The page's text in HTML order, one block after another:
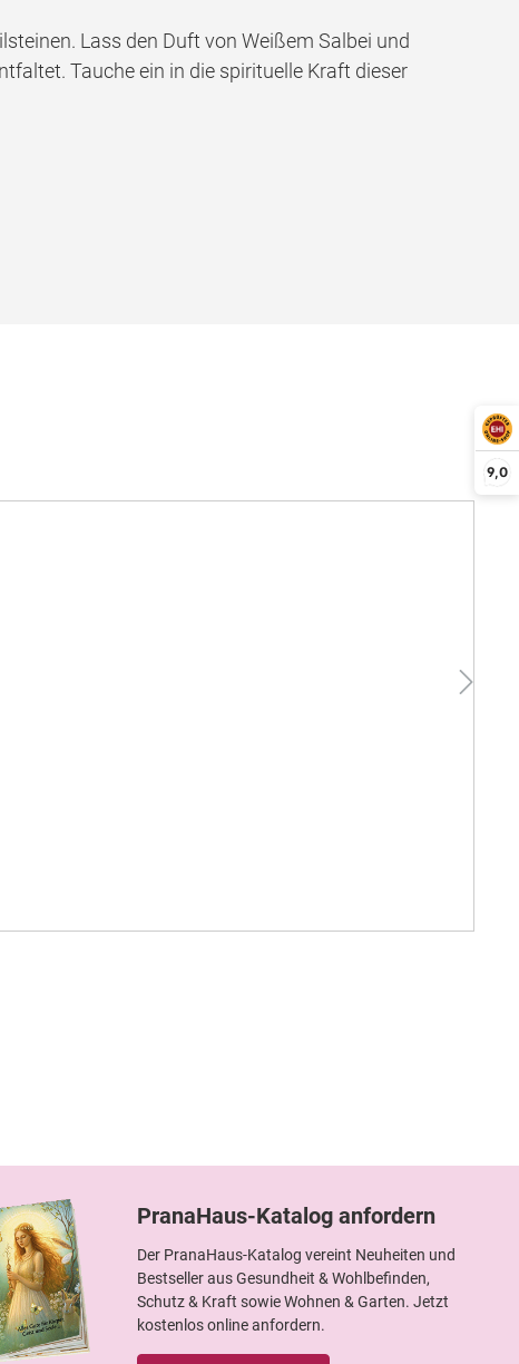
9,0
Lass den Duft von Weißem Salbei und
Tauche ein in die spirituelle Kraft dieser
PranaHaus-Katalog anfordern
Der PranaHaus-Katalog vereint Neuheiten und
Bestseller aus Gesundheit & Wohlbefinden,
Schutz & Kraft sowie Wohnen & Garten. Jetzt
kostenlos online anfordern.